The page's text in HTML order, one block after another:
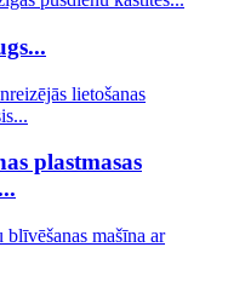
plastmasas